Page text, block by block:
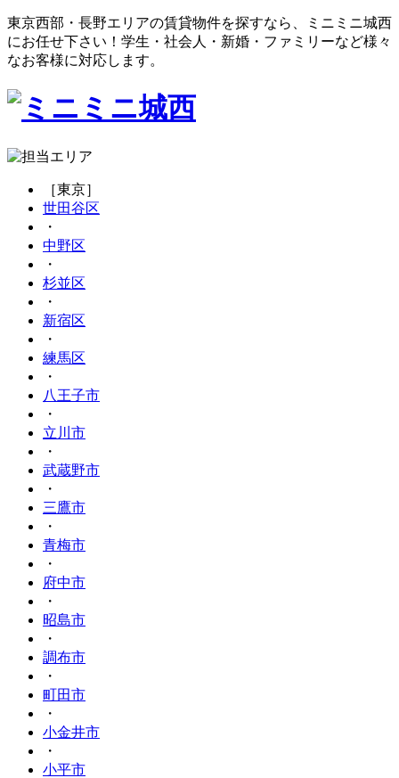
東京西部・長野エリアの賃貸物件を探すなら、ミニミニ城西
にお任せ下さい！学生・社会人・新婚・ファミリーなど様々
なお客様に対応します。
［東京］
世田谷区
・
中野区
・
杉並区
・
新宿区
・
練馬区
・
八王子市
・
立川市
・
武蔵野市
・
三鷹市
・
青梅市
・
府中市
・
昭島市
・
調布市
・
町田市
・
小金井市
・
小平市